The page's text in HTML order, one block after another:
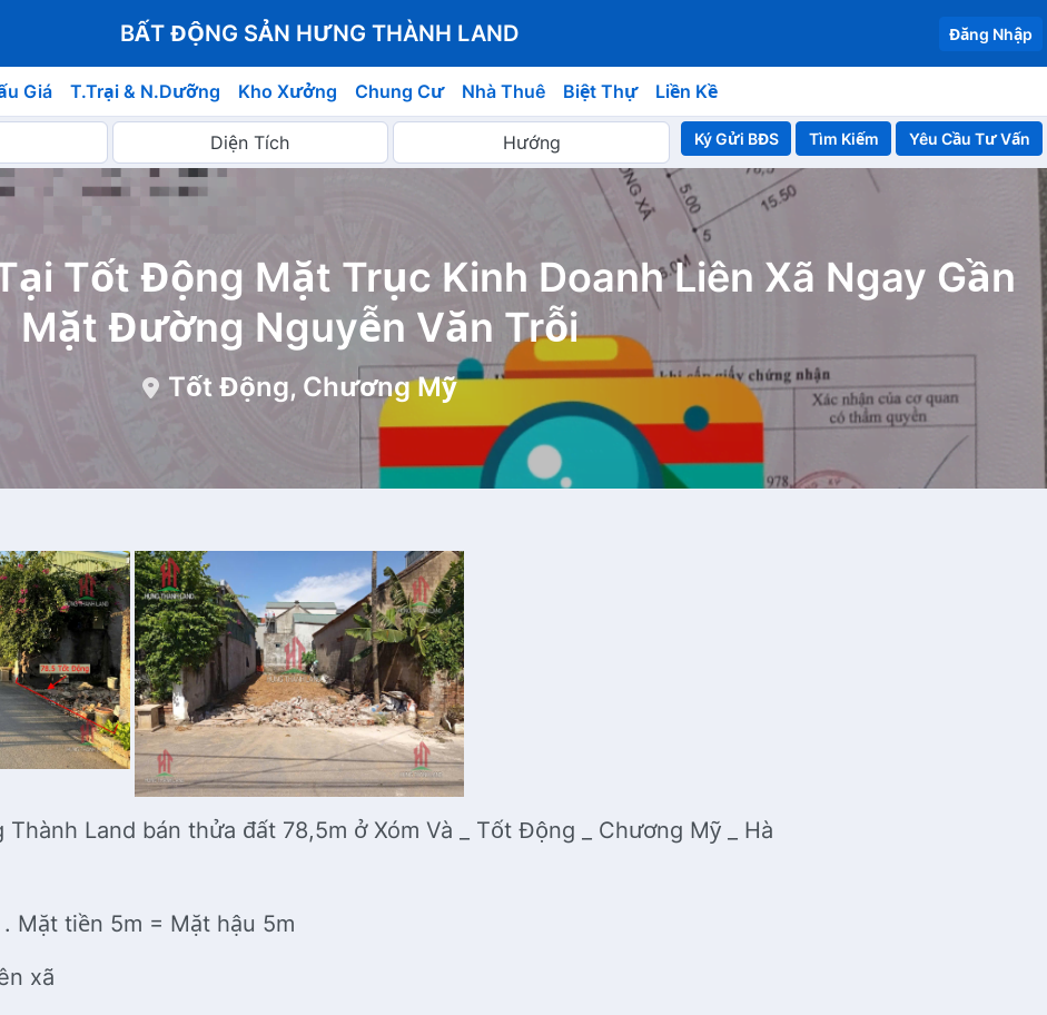
BẤT ĐỘNG SẢN HƯNG THÀNH LAND Đăng Nhập
Giá T.Trại & N.Dưỡng Kho Xưởng Chung Cư Nhà Thuê Biệt Thự Liền Kề
Ký Gửi BĐS Yêu Cầu Tư Vấn
Tốt Động Mặt Trục Kinh Doanh Liên Xã Ngay Gần
Mặt Đường Nguyễn Văn Trỗi
Tốt Động, Chương Mỹ
Thành Land bán thửa đất 78,5m ở Xóm Và _ Tốt Động _ Chương Mỹ _ Hà
Mặt tiền 5m = Mặt hậu 5m
xã